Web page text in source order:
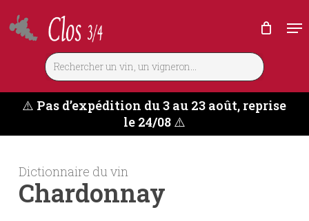
to
main
⚠️ Pas d’expédition du 3 au 23 août, reprise
le 24/08⚠️
Dictionnaire du vin
Chardonnay